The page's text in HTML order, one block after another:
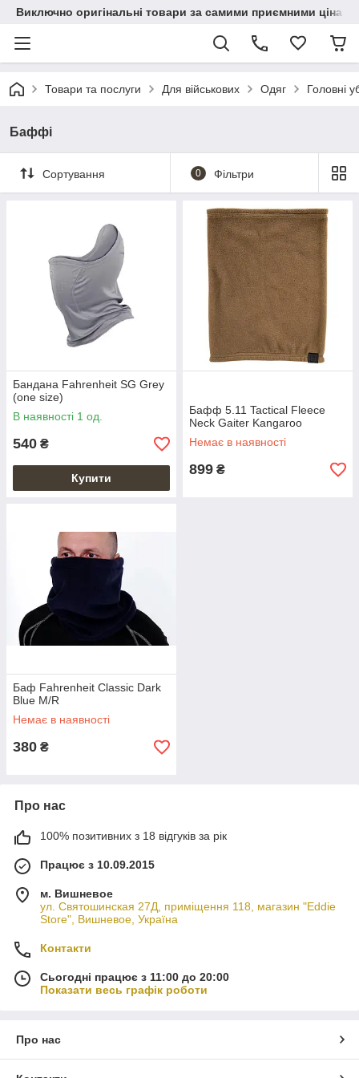
Виключно оригінальні товари за самими приємними
Товари та послуги Для військових Одяг Головні
Баффі
Сортування 0 Фільтри
Бандана Fahrenheit SG Grey
(one size)
В наявності 1 од.
540 ₴
Купити
Бафф 5.11 Tactical Fleece
Neck Gaiter Kangaroo
Немає в наявності
899 ₴
Баф Fahrenheit Classic Dark
Blue M/R
Немає в наявності
380 ₴
Про нас
100% позитивних з 18 відгуків за рік
Працює з 10.09.2015
м. Вишневое
ул. Святошинская 27Д, приміщення 118, магазин "Eddie
Store", Вишневое, Україна
Контакти
Сьогодні працює з 11:00 до 20:00
Показати весь графік роботи
Про нас